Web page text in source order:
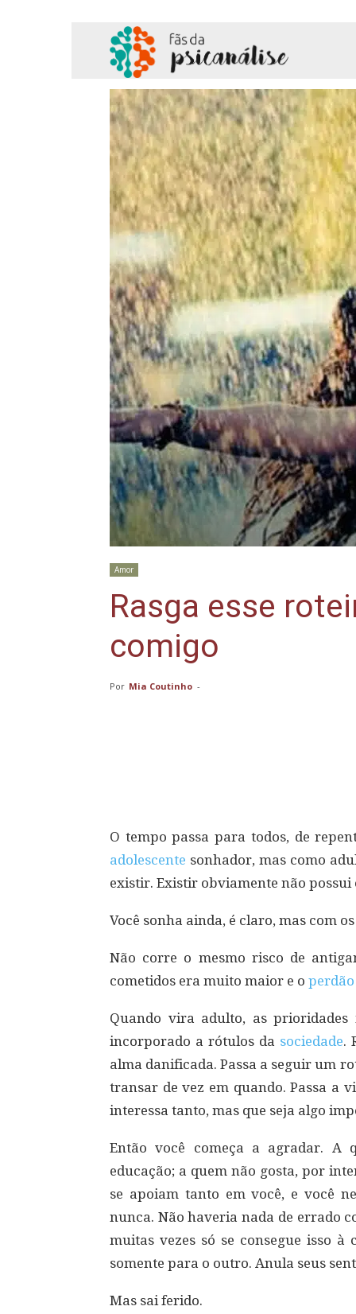
da
Psicanálise
Amor
Rasga esse
comigo
Por Mia Coutinho -
O tempo passa para todos, de
adolescente sonhador, mas como
existir. Existir obviamente não possui
Você sonha ainda, é claro, mas com
Não corre o mesmo risco de
cometidos era muito maior e o perdão
Quando vira adulto, as prioridades
incorporado a rótulos da sociedade.
alma danificada. Passa a seguir um
transar de vez em quando. Passa a
interessa tanto, mas que seja algo
Então você começa a agradar. A
educação; a quem não gosta, por
se apoiam tanto em você, e você
nunca. Não haveria nada de errado
muitas vezes só se consegue isso
somente para o outro. Anula seus
Mas sai ferido.